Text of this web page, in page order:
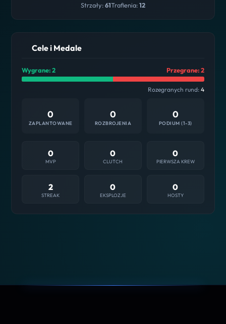
Strzały:61Trafienia:12
Cele i Medale
Wygrane: 2 Przegrane: 2
Rozegranych rund: 4
0
ZAPLANTOWANE
0
ROZBROJENIA
0
PODIUM (1-3)
0
MVP
0
CLUTCH
0
PIERWSZA KREW
2
STREAK
0
EKSPLOZJE
0
HOSTY